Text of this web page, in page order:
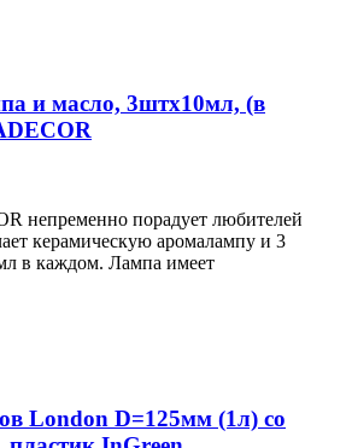
и масло, 3штx10мл, (в
непременно порадует любителей
керамическую аромалампу и 3
в каждом. Лампа имеет
London D=125мм (1л) со